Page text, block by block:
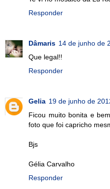
Responder
Dâmaris 14 de junho de
Que legal!!
Responder
Gelia 19 de junho de
Ficou muito bonita e
foto que foi capricho
Bjs
Gélia Carvalho
Responder